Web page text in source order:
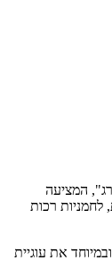
המציעה
לחמניות רכות
את עוגיית